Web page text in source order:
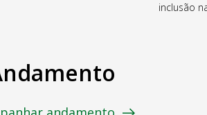
inclusão